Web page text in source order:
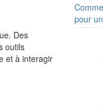
Des
outils
et à interagir
pour